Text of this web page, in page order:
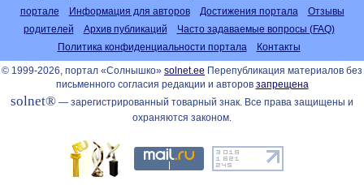
портале
Информация для авторов Достижения портала
Отзывы
родителей
Архив публикаций
Часто задаваемые вопросы (FAQ)
Политика конфиденциальности портала
Контакты
© 1999-2026, портал «Солнышко» solnet.ee Перепубликация материалов без
письменного согласия редакции и авторов запрещена
solnet® — зарегистрированный товарный знак. Все права защищены и
охраняются законом.